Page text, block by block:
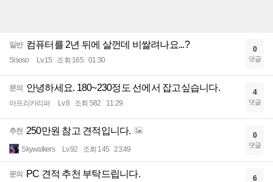
일반 컴퓨터를 2년 뒤에 살껀데 비쌀려나요...?
Sisoso Lv.15 조회 165 01:30
0
댓글
문의 안녕하세요. 180~230정도 선에서 잡고싶습니다.
아프리카리퍼 Lv.8 조회 582 11:29
4
댓글
추천 250만원 참고 견적입니다.
Skywalkers Lv.92 조회 145 23:49
0
댓글
문의 PC 견적 추천 부탁드립니다. 6